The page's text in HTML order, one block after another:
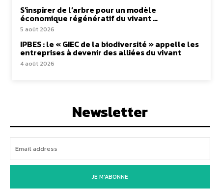
S’inspirer de l’arbre pour un modèle
économique régénératif du vivant …
5 août 2026
IPBES : le « GIEC de la biodiversité » appelle les
entreprises à devenir des alliées du vivant
4 août 2026
Newsletter
JE M'ABONNE